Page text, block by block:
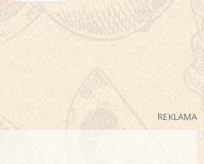
REKLAMA